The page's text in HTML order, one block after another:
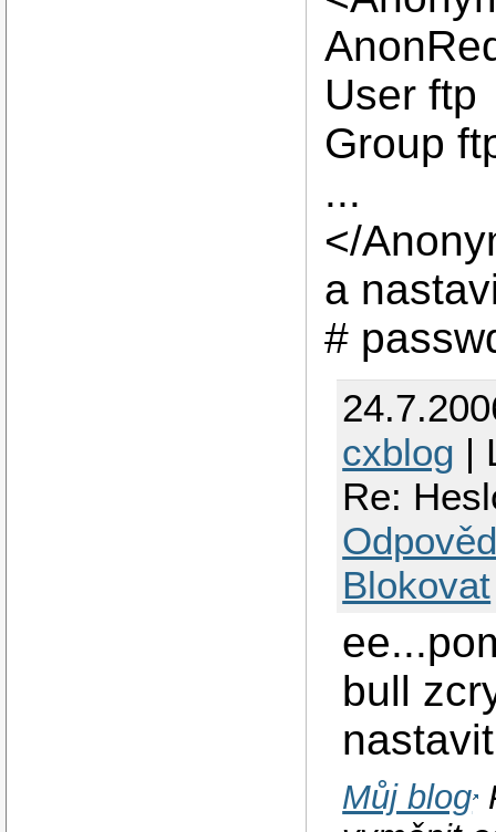
User ftp
Group
...
</
a
#
cxblog |
Re:
Blokovat
bull
Můj blog